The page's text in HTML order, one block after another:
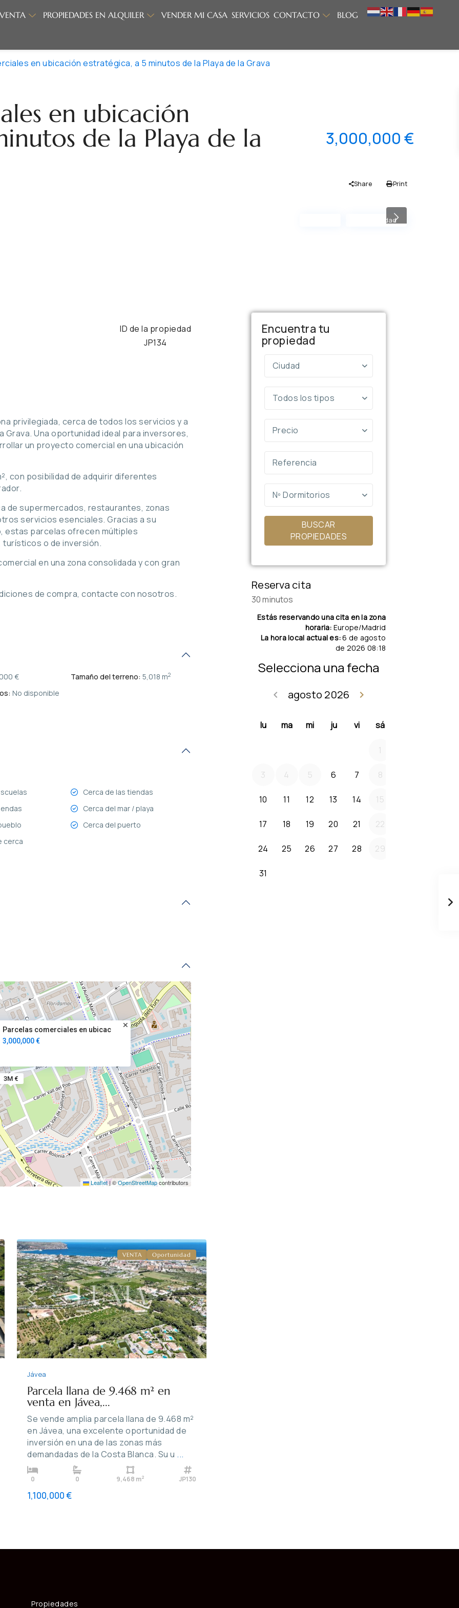
PROPIEDADES EN ALQUILER VENDER MI CASA SERVICIOS CONTACTO BLOG
en ubicación estratégica, a 5 minutos de la Playa de la Grava
en ubicación
de la Playa de la
3,000,000 €
Share Print
OportunidadPrevious
ID de la propiedad
JP134
privilegiada, cerca de todos los servicios y a
Grava. Una oportunidad ideal para inversores,
un proyecto comercial en una ubicación
con posibilidad de adquirir diferentes
de supermercados, restaurantes, zonas
servicios esenciales. Gracias a su
estas parcelas ofrecen múltiples
o de inversión.
en una zona consolidada y con gran
de compra, contacte con nosotros.
€ Tamaño del terreno: 5,018 m2
No disponible
Cerca de las tiendas
Cerca del mar / playa
Cerca del puerto
cerca
3M €
Parcelas comerciales en ubicac
3,000,000 €
Leaflet|©OpenStreetMapcontributors
Previous Next
VENTA Oportunidad
Jávea
Parcela llana de 9.468 m² en
venta en Jávea,...
Se vende amplia parcela llana de 9.468 m²
en Jávea, una excelente oportunidad de
inversión en una de las zonas más
demandadas de la Costa Blanca. Su u ...
0 0 9,468 m2 JP130
1,100,000 €
Encuentra tu
propiedad
Ciudad
Todos los tipos
Precio
Nº Dormitorios
BUSCAR
PROPIEDADES
Propiedades